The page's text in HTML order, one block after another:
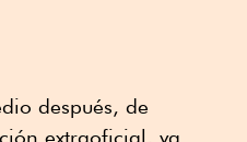
después, de
extraoficial, ya